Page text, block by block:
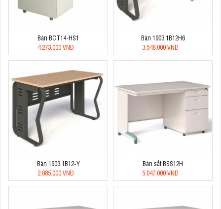
Bàn BCT14-HS1
4.273.000 VNĐ
Bàn 1903.1B12H6
3.548.000 VNĐ
Bàn 1903.1B12-Y
2.085.000 VNĐ
Bàn sắt BSS12H
5.047.000 VNĐ